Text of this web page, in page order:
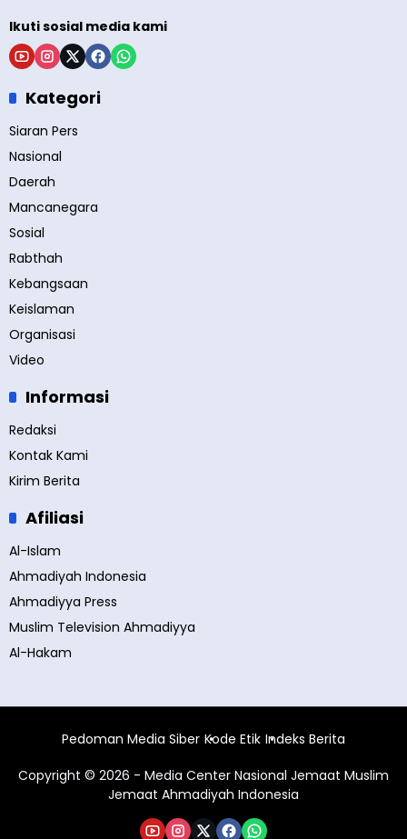
Ikuti sosial media kami
Kategori
Siaran Pers
Nasional
Daerah
Mancanegara
Sosial
Rabthah
Kebangsaan
Keislaman
Organisasi
Video
Informasi
Redaksi
Kontak Kami
Kirim Berita
Afiliasi
Al-Islam
Ahmadiyah Indonesia
Ahmadiyya Press
Muslim Television Ahmadiyya
Al-Hakam
Pedoman Media Siber Kode Etik Indeks Berita
Copyright © 2026 - Media Center Nasional Jemaat Muslim
Jemaat Ahmadiyah Indonesia